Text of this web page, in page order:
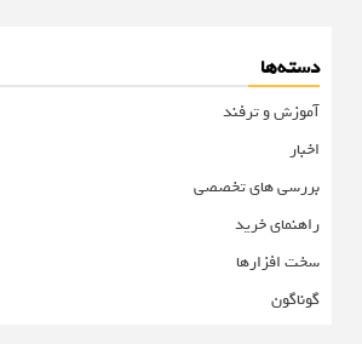
دسته‌ها
آموزش و ترفند
اخبار
بررسی های تخصصی
راهنمای خرید
سخت افزارها
گوناگون